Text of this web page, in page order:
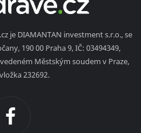
je DIAMANTAN investment s.r.o., se
190 00 Praha 9, IČ: 03494349,
Městským soudem v Praze,
232692.